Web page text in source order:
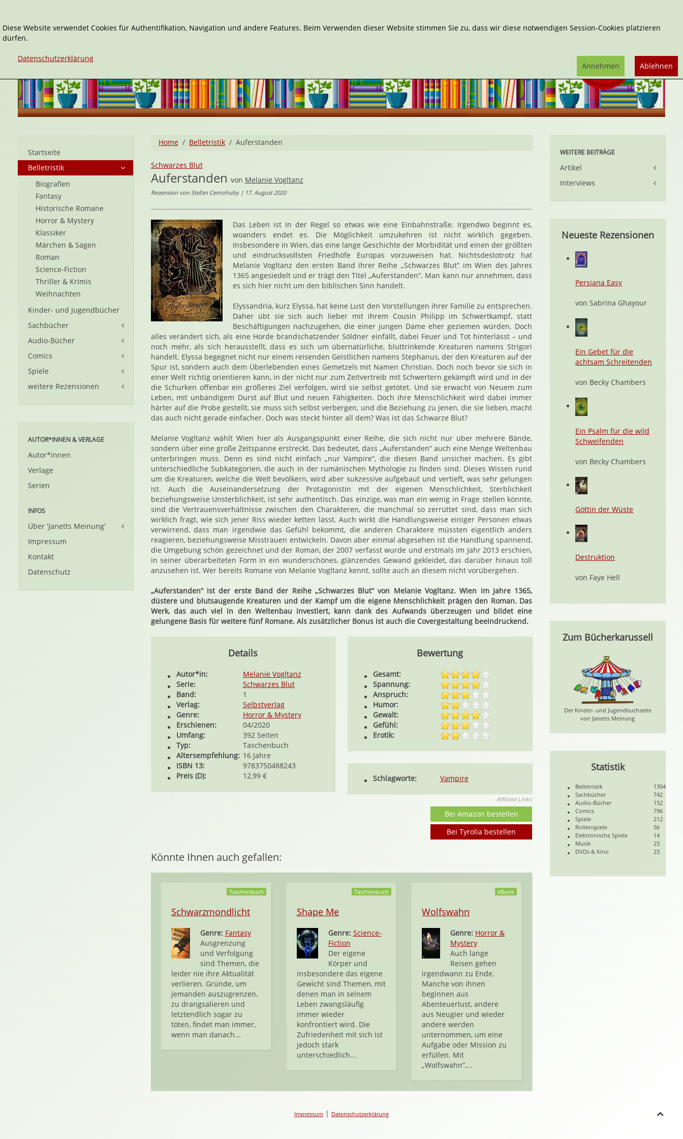
Home Belletristik Auferstanden
Schwarzes Blut
Auferstanden von Melanie Vogltanz
Rezension von Stefan Cernohuby | 17. August 2020
Das Leben ist in der Regel so etwas wie eine Einbahnstraße. Irgendwo beginnt es,
woanders endet es. Die Möglichkeit umzukehren ist nicht wirklich gegeben.
Insbesondere in Wien, das eine lange Geschichte der Morbidität und einen der größten
und eindrucksvollsten Friedhöfe Europas vorzuweisen hat. Nichtsdestotrotz hat
Melanie Vogltanz den ersten Band ihrer Reihe „Schwarzes Blut“ im Wien des Jahres
1365 angesiedelt und er trägt den Titel „Auferstanden“. Man kann nur annehmen, dass
es sich hier nicht um den biblischen Sinn handelt.
Elyssandria, kurz Elyssa, hat keine Lust den Vorstellungen ihrer Familie zu entsprechen.
Daher übt sie sich auch lieber mit ihrem Cousin Philipp im Schwertkampf, statt
Beschäftigungen nachzugehen, die einer jungen Dame eher geziemen würden. Doch
alles verändert sich, als eine Horde brandschatzender Söldner einfällt, dabei Feuer und Tot hinterlässt – und
noch mehr, als sich herausstellt, dass es sich um übernatürliche, bluttrinkende Kreaturen namens Strigori
handelt. Elyssa begegnet nicht nur einem reisenden Geistlichen namens Stephanus, der den Kreaturen auf der
Spur ist, sondern auch dem Überlebenden eines Gemetzels mit Namen Christian. Doch noch bevor sie sich in
einer Welt richtig orientieren kann, in der nicht nur zum Zeitvertreib mit Schwertern gekämpft wird und in der
die Schurken offenbar ein größeres Ziel verfolgen, wird sie selbst getötet. Und sie erwacht von Neuem zum
Leben, mit unbändigem Durst auf Blut und neuen Fähigkeiten. Doch ihre Menschlichkeit wird dabei immer
härter auf die Probe gestellt, sie muss sich selbst verbergen, und die Beziehung zu jenen, die sie lieben, macht
das auch nicht gerade einfacher. Doch was steckt hinter all dem? Was ist das Schwarze Blut?
Melanie Vogltanz wählt Wien hier als Ausgangspunkt einer Reihe, die sich nicht nur über mehrere Bände,
sondern über eine große Zeitspanne erstreckt. Das bedeutet, dass „Auferstanden“ auch eine Menge Weltenbau
unterbringen muss. Denn es sind nicht einfach „nur Vampire“, die diesen Band unsicher machen. Es gibt
unterschiedliche Subkategorien, die auch in der rumänischen Mythologie zu finden sind. Dieses Wissen rund
um die Kreaturen, welche die Welt bevölkern, wird aber sukzessive aufgebaut und vertieft, was sehr gelungen
ist. Auch die Auseinandersetzung der Protagonistin mit der eigenen Menschlichkeit, Sterblichkeit
beziehungsweise Unsterblichkeit, ist sehr authentisch. Das einzige, was man ein wenig in Frage stellen könnte,
sind die Vertrauensverhältnisse zwischen den Charakteren, die manchmal so zerrüttet sind, dass man sich
wirklich fragt, wie sich jener Riss wieder ketten lässt. Auch wirkt die Handlungsweise einiger Personen etwas
verwirrend, dass man irgendwie das Gefühl bekommt, die anderen Charaktere müssten eigentlich anders
reagieren, beziehungsweise Misstrauen entwickeln. Davon aber einmal abgesehen ist die Handlung spannend,
die Umgebung schön gezeichnet und der Roman, der 2007 verfasst wurde und erstmals im Jahr 2013 erschien,
in seiner überarbeiteten Form in ein wunderschönes, glänzendes Gewand gekleidet, das darüber hinaus toll
anzusehen ist. Wer bereits Romane von Melanie Vogltanz kennt, sollte auch an diesem nicht vorübergehen.
„Auferstanden“ ist der erste Band der Reihe „Schwarzes Blut“ von Melanie Vogltanz. Wien im Jahre 1365,
düstere und blutsaugende Kreaturen und der Kampf um die eigene Menschlichkeit prägen den Roman. Das
Werk, das auch viel in den Weltenbau investiert, kann dank des Aufwands überzeugen und bildet eine
gelungene Basis für weitere fünf Romane. Als zusätzlicher Bonus ist auch die Covergestaltung beeindruckend.
Details
Autor*in:
Melanie Vogltanz
Serie:
Schwarzes Blut
Band:
1
Verlag:
Selbstverlag
Genre:
Horror & Mystery
Erschienen:
04/2020
Umfang:
392 Seiten
Typ:
Taschenbuch
Altersempfehlung: 16 Jahre
ISBN 13:
9783750488243
Preis (D):
12,99 €
Bewertung
Gesamt:
Spannung:
Anspruch:
Humor:
Gewalt:
Gefühl:
Erotik:
Schlagworte: Vampire
Affiliate Links
Bei Amazon bestellen
Bei Tyrolia bestellen
Könnte Ihnen auch gefallen:
Taschenbuch
Schwarzmondlicht
Genre: Fantasy
Ausgrenzung
und Verfolgung
sind Themen, die
leider nie ihre Aktualität
verlieren. Gründe, um
jemanden auszugrenzen,
zu drangsalieren und
letztendlich sogar zu
töten, findet man immer,
wenn man danach...
Taschenbuch
Shape Me
Genre: Science-
Fiction
Der eigene
Körper und
insbesondere das eigene
Gewicht sind Themen, mit
denen man in seinem
Leben zwangsläufig
immer wieder
konfrontiert wird. Die
Zufriedenheit mit sich ist
jedoch stark
unterschiedlich...
eBook
Wolfswahn
Genre: Horror &
Mystery
Auch lange
Reisen gehen
irgendwann zu Ende.
Manche von ihnen
beginnen aus
Abenteuerlust, andere
aus Neugier und wieder
andere werden
unternommen, um eine
Aufgabe oder Mission zu
erfüllen. Mit
„Wolfswahn“,...
Startseite
Belletristik
Biografien
Fantasy
Historische Romane
Horror & Mystery
Klassiker
Märchen & Sagen
Roman
Science-Fiction
Thriller & Krimis
Weihnachten
Kinder- und Jugendbücher
Sachbücher
Audio-Bücher
Comics
Spiele
weitere Rezensionen
AUTOR*INNEN & VERLAGE
Autor*innen
Verlage
Serien
INFOS
Über 'Janetts Meinung'
Impressum
Kontakt
Datenschutz
WEITERE BEITRÄGE
Artikel
Interviews
Neueste Rezensionen
Persiana Easy
von Sabrina Ghayour
Ein Gebet für die
achtsam Schreitenden
von Becky Chambers
Ein Psalm für die wild
Schweifenden
von Becky Chambers
Göttin der Wüste
Destruktion
von Faye Hell
Zum Bücherkarussell
Der Kinder- und Jugendbuchseite
von Janetts Meinung
Statistik
Belletristik
1304
Sachbücher
742
Audio-Bücher
152
Comics
796
Spiele
212
Rollenspiele
56
Elektronische Spiele
14
Musik
23
DVDs & Kino
23
Impressum | Datenschutzerklärung
Diese Website verwendet Cookies für Authentifikation, Navigation und andere Features. Beim Verwenden dieser Website stimmen Sie zu, dass wir diese notwendigen Session-Cookies platzieren
dürfen.
Datenschutzerklärung
Ablehnen
Annehmen